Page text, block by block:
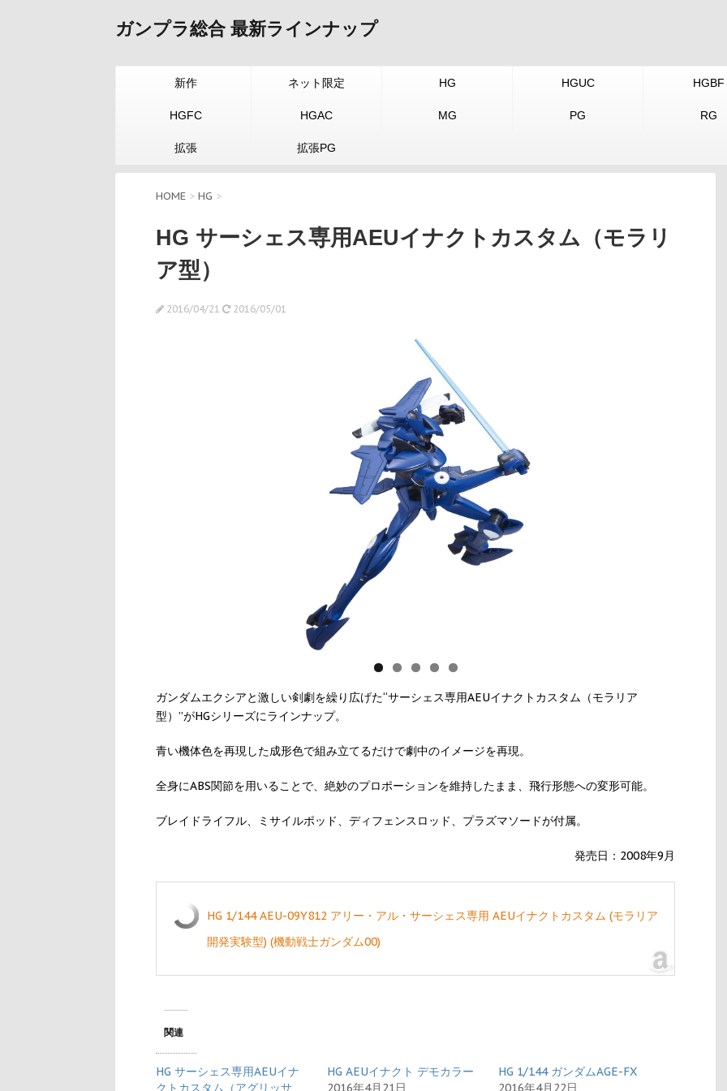
ガンプラ総合 最新ラインナップ
新作 ネット限定 HG HGUC HGBF
HGFC HGAC MG PG RG
拡張 拡張PG
HOME > HG >
HG サーシェス専用AEUイナクトカスタム（モラリ
ア型）
2016/04/21 2016/05/01
ガンダムエクシアと激しい剣劇を繰り広げた“サーシェス専用AEUイナクトカスタム（モラリア
型）”がHGシリーズにラインナップ。
青い機体色を再現した成形色で組み立てるだけで劇中のイメージを再現。
全身にABS関節を用いることで、絶妙のプロポーションを維持したまま、飛行形態への変形可能。
ブレイドライフル、ミサイルポッド、ディフェンスロッド、プラズマソードが付属。
発売日：2008年9月
HG 1/144 AEU-09Y812 アリー・アル・サーシェス専用 AEUイナクトカスタム (モラリア
開発実験型) (機動戦士ガンダム00)
関連
HG サーシェス専用AEUイナ
クトカスタム（アグリッサ
HG AEUイナクト デモカラー
2016年4月21日
HG 1/144 ガンダムAGE-FX
2016年4月22日